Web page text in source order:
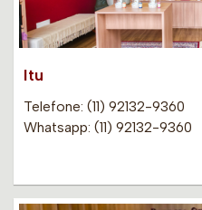
Itu
Telefone: (11) 92132-9360
Whatsapp: (11) 92132-9360